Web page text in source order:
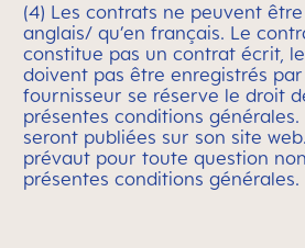
(4) Les contrats ne peuvent être
anglais/ qu’en français. Le
constitue pas un contrat écrit,
doivent pas être enregistrés
fournisseur se réserve le droit
présentes conditions
seront publiées sur son site
prévaut pour toute question
présentes conditions générales.